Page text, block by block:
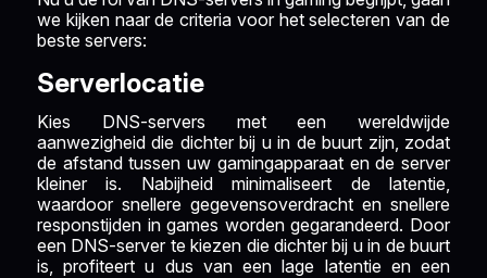
we kijken naar de criteria voor het selecteren van de
beste servers:
Serverlocatie
Kies DNS-servers met een wereldwijde
aanwezigheid die dichter bij u in de buurt zijn, zodat
de afstand tussen uw gamingapparaat en de server
kleiner is. Nabijheid minimaliseert de latentie,
waardoor snellere gegevensoverdracht en snellere
responstijden in games worden gegarandeerd. Door
een DNS-server te kiezen die dichter bij u in de buurt
is, profiteert u dus van een lage latentie en een